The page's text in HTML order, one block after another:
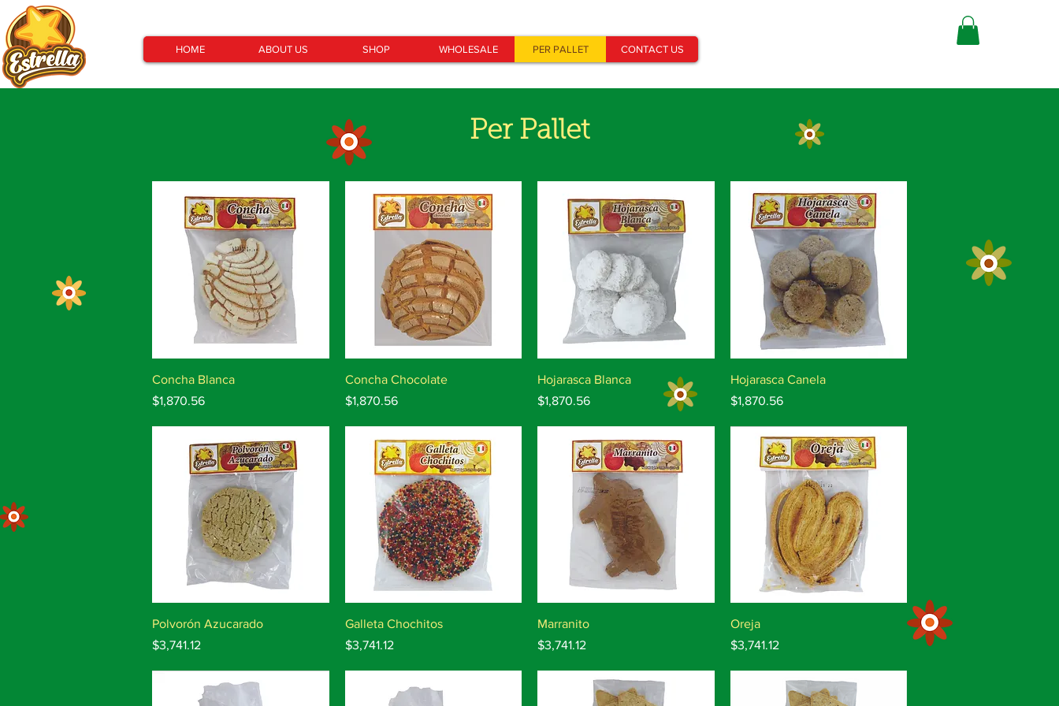
HOME ABOUT US SHOP WHOLESALE PER PALLET CONTACT US
Per Pallet
Vista rápida
Concha Blanca
Precio
$1,870.56
Vista rápida
Concha Chocolate
Precio
$1,870.56
Vista rápida
Hojarasca Blanca
Precio
$1,870.56
Vista rápida
Hojarasca Canela
Precio
$1,870.56
Vista rápida
Polvorón Azucarado
Precio
$3,741.12
Vista rápida
Galleta Chochitos
Precio
$3,741.12
Marranito
Precio
$3,741.12
Oreja
Precio
$3,741.12